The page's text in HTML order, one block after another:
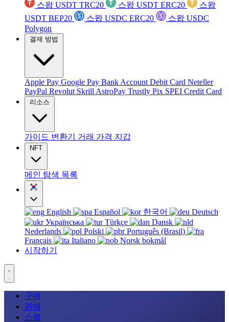
스왑 USDT TRC20
스왑 USDT ERC20
스왑
USDT BEP20
스왑 USDC ERC20
스왑 USDC
Polygon
결제 방법
Apple Pay Google Pay Bank Account Debit Card Neteller
PayPal Revolut Skrill AstroPay Trustly Pix SPEI Credit Card
리소스
가이드 변환기 거래 가격 지갑
NFT
메인 탐색 목록
English Español 한국어
Deutsch
Українська
Türkçe
Dansk
Nederlands
Polski
Português (Brasil)
Français
Italiano
Norsk bokmål
시작하기
구매
판매
스왑